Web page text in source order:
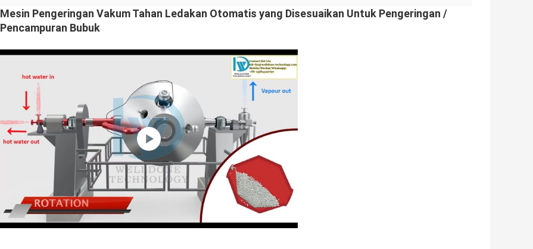
Mesin Pengeringan Vakum Tahan Ledakan Otomatis yang Disesuaikan Untuk Pengeringan /
Pencampuran Bubuk